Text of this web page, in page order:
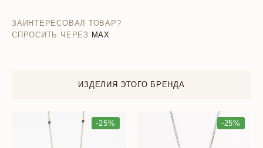
ЗАИНТЕРЕСОВАЛ ТОВАР?
СПРОСИТЬ ЧЕРЕЗ MAX
ИЗДЕЛИЯ ЭТОГО БРЕНДА
-25% -25%